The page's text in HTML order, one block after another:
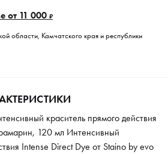
от 11 000 ₽
области, Камчатского края и республики
краситель прямого действия
120 мл Интенсивный
Intense Direct Dye от Staino by evo